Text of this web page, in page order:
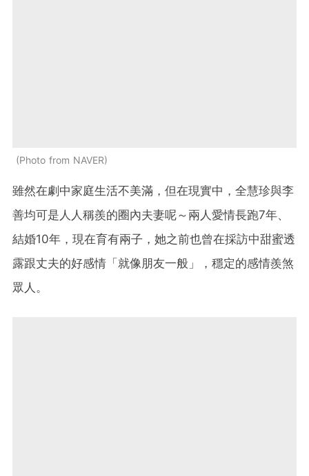
Photo from NAVER
雖然在劇中家庭生活不美滿，但在現實中，全慧珍與李
善均可是人人稱羨的圈內夫妻呢～兩人愛情長跑7年、
結婚10年，現在育有兩子，她之前也曾在採訪中甜蜜透
露跟丈夫的好感情「就像朋友一般」，穩定的感情羨煞
眾人。